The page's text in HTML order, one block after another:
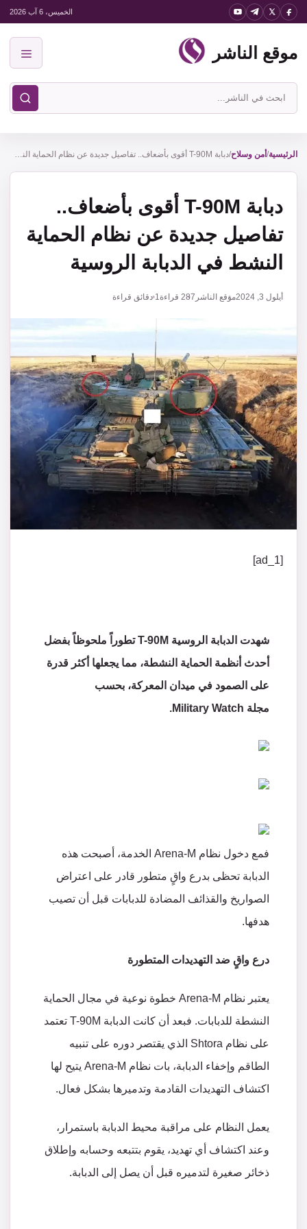
انتقل
المحتوى
الخميس، 6 آب 2026
موقع الناشر
ابحث
في
الناشر
الرئيسية/ أمن وسلاح/ دبابة T-90M أقوى بأضعاف.. تفاصيل جديدة عن نظام الحماية النشط في الدبابة الروسية
دبابة T-90M أقوى بأضعاف..
تفاصيل جديدة عن نظام الحماية
النشط في الدبابة الروسية
أيلول 3, 2024 موقع الناشر 287 قراءة1 دقائق قراءة
[ad_1]
شهدت الدبابة الروسية T-90M تطوراً ملحوظاً بفضل
أحدث أنظمة الحماية النشطة، مما يجعلها أكثر قدرة
على الصمود في ميدان المعركة، بحسب
مجلة Military Watch.
فمع دخول نظام Arena-M الخدمة، أصبحت هذه
الدبابة تحظى بدرع واقٍ متطور قادر على اعتراض
الصواريخ والقذائف المضادة للدبابات قبل أن تصيب
هدفها.
درع واقٍ ضد التهديدات المتطورة
يعتبر نظام Arena-M خطوة نوعية في مجال الحماية
النشطة للدبابات. فبعد أن كانت الدبابة T-90M تعتمد
على نظام Shtora الذي يقتصر دوره على تنبيه
الطاقم وإخفاء الدبابة، بات نظام Arena-M يتيح لها
اكتشاف التهديدات القادمة وتدميرها بشكل فعال.
يعمل النظام على مراقبة محيط الدبابة باستمرار،
وعند اكتشاف أي تهديد، يقوم بتتبعه وحسابه وإطلاق
ذخائر صغيرة لتدميره قبل أن يصل إلى الدبابة.